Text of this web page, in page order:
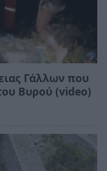
Γάλλων που
Βυρού (video)